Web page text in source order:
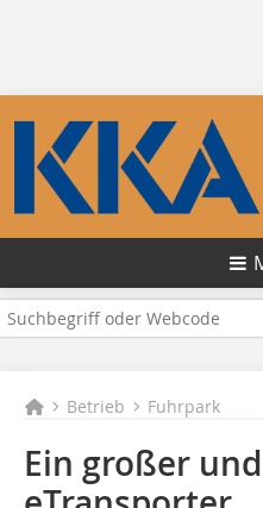
Betrieb Fuhrpark
Ein großer